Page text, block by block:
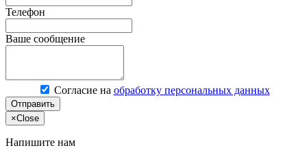
Телефон
Ваше сообщение
Согласие на обработку персональных данных
Отправить
×Close
Напишите нам